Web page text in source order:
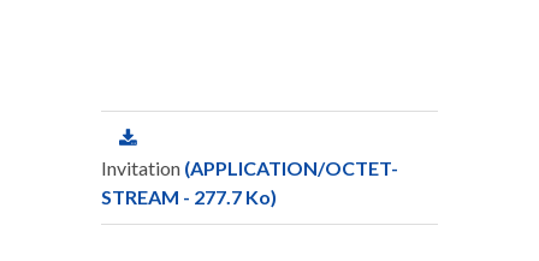
Invitation (APPLICATION/OCTET-
STREAM - 277.7 Ko)